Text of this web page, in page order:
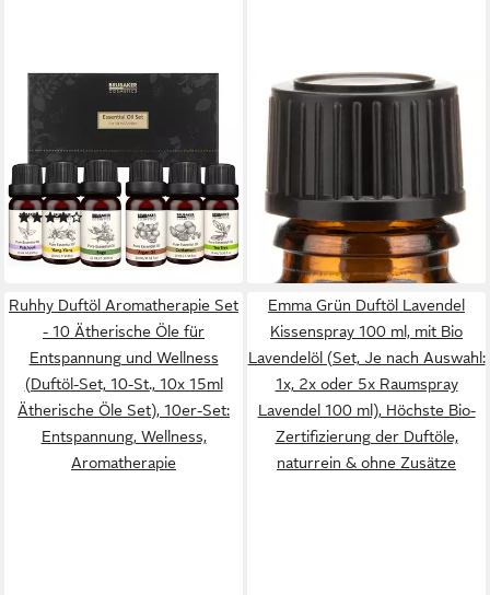
BRUBAKER
Duftöl 6er-Set Ätherische Öle
Aromatherapieöle 6 x 10 ml
Naturrein (Duftöl für Diffusor
Luftbefeuchter, Patchouli
Salbei Ylang-Ylang Kardamom
Argan Teebaum), Ätherische
Geschenkset
(5)
12,99 €
lieferbar - in 2-3 Werktagen bei dir
GLOREX
Seifenduftöl Ätherisches Öl,
naturrein 10 ml
9,49 €
lieferbar - in 4-5 Werktagen bei dir
Ruhhy Duftöl Aromatherapie Set
- 10 Ätherische Öle für
Entspannung und Wellness
(Duftöl-Set, 10-St., 10x 15ml
Ätherische Öle Set), 10er-Set:
Entspannung, Wellness,
Aromatherapie
Emma Grün Duftöl Lavendel
Kissenspray 100 ml, mit Bio
Lavendelöl (Set, Je nach Auswahl:
1x, 2x oder 5x Raumspray
Lavendel 100 ml), Höchste Bio-
Zertifizierung der Duftöle,
naturrein & ohne Zusätze